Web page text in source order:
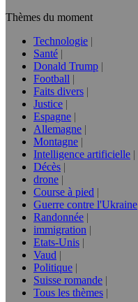
Thèmes du moment
Technologie
Santé
Donald Trump
Football
Faits divers
Justice
Espagne
Allemagne
Montagne
Intelligence artificielle
Décès
drone
Course à pied
Guerre contre l'Ukraine
Randonnée
immigration
Etats-Unis
Vaud
Politique
Suisse romande
Tous les thèmes